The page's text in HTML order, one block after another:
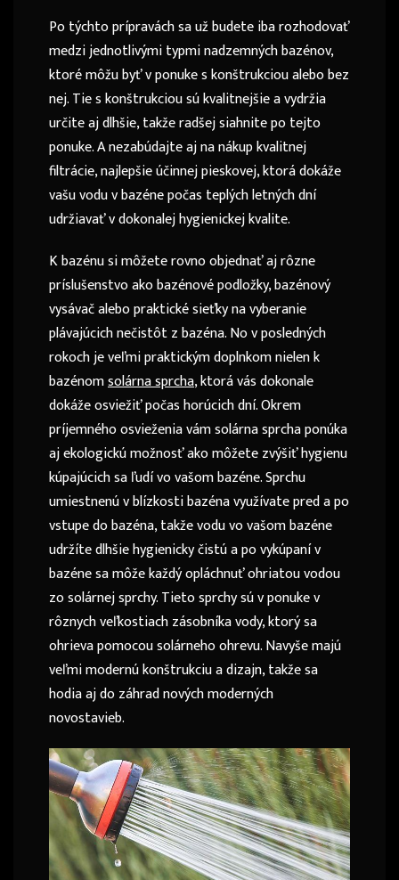
Po týchto prípravách sa už budete iba rozhodovať
medzi jednotlivými typmi nadzemných bazénov,
ktoré môžu byť v ponuke s konštrukciou alebo bez
nej. Tie s konštrukciou sú kvalitnejšie a vydržia
určite aj dlhšie, takže radšej siahnite po tejto
ponuke. A nezabúdajte aj na nákup kvalitnej
filtrácie, najlepšie účinnej pieskovej, ktorá dokáže
vašu vodu v bazéne počas teplých letných dní
udržiavať v dokonalej hygienickej kvalite.
K bazénu si môžete rovno objednať aj rôzne
príslušenstvo ako bazénové podložky, bazénový
vysávač alebo praktické sieťky na vyberanie
plávajúcich nečistôt z bazéna. No v posledných
rokoch je veľmi praktickým doplnkom nielen k
bazénomsolárna sprcha, ktorá vás dokonale
dokáže osviežiť počas horúcich dní. Okrem
príjemného osvieženia vám solárna sprcha ponúka
aj ekologickú možnosť ako môžete zvýšiť hygienu
kúpajúcich sa ľudí vo vašom bazéne. Sprchu
umiestnenú v blízkosti bazéna využívate pred a po
vstupe do bazéna, takže vodu vo vašom bazéne
udržíte dlhšie hygienicky čistú a po vykúpaní v
bazéne sa môže každý opláchnuť ohriatou vodou
zo solárnej sprchy. Tieto sprchy sú v ponuke v
rôznych veľkostiach zásobníka vody, ktorý sa
ohrieva pomocou solárneho ohrevu. Navyše majú
veľmi modernú konštrukciu a dizajn, takže sa
hodia aj do záhrad nových moderných
novostavieb.